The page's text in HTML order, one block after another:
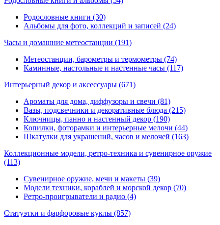
Родословные книги (30)
Альбомы для фото, коллекций и записей (24)
Часы и домашние метеостанции (191)
Метеостанции, барометры и термометры (74)
Каминные, настольные и настенные часы (117)
Интерьерный декор и аксессуары (671)
Ароматы для дома, диффузоры и свечи (81)
Вазы, подсвечники и декоративные блюда (215)
Ключницы, панно и настенный декор (190)
Копилки, фоторамки и интерьерные мелочи (44)
Шкатулки для украшений, часов и мелочей (163)
Коллекционные модели, ретро-техника и сувенирное оружие
(113)
Сувенирное оружие, мечи и макеты (39)
Модели техники, кораблей и морской декор (70)
Ретро-проигрыватели и радио (4)
Статуэтки и фарфоровые куклы (857)